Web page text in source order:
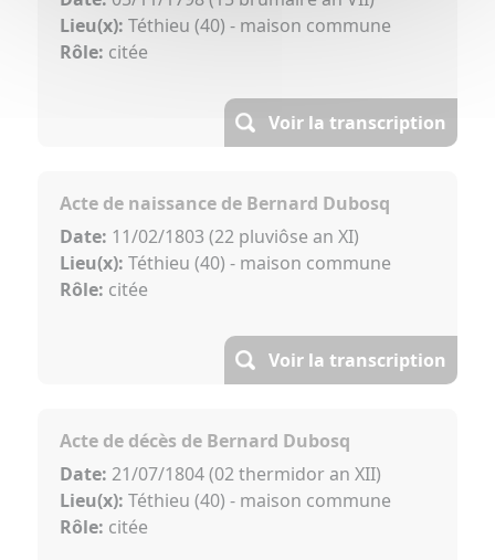
Lieu(x): Téthieu (40) - maison commune
Rôle: citée
Voir la transcription
Acte de naissance de Bernard Dubosq
Date: 11/02/1803 (22 pluviôse an XI)
Lieu(x): Téthieu (40) - maison commune
Rôle: citée
Voir la transcription
Acte de décès de Bernard Dubosq
Date: 21/07/1804 (02 thermidor an XII)
Lieu(x): Téthieu (40) - maison commune
Rôle: citée